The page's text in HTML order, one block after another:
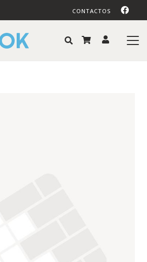
CONTACTOS